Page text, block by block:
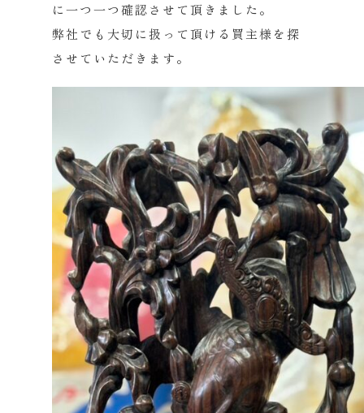
に一つ一つ確認させて頂きました。
弊社でも大切に扱って頂ける買主様を探
させていただきます。